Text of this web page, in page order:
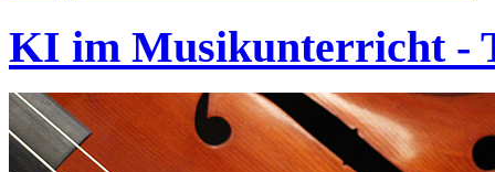
KI im Musikunterricht -